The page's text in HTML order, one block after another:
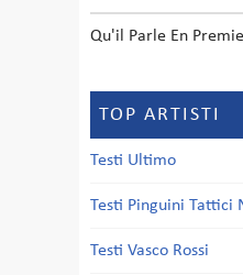
Qu'il Parle En
TOP ARTISTI
Testi Ultimo
Testi Pinguini Tattici
Testi Vasco Rossi